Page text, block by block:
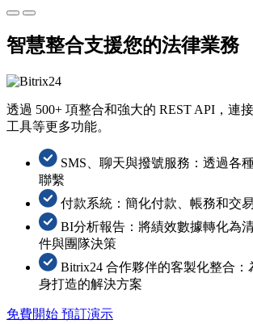
智慧整合支援您的法律業務
透過 500+ 項整合和強大的 REST API，連
工具等更多功能。
SMS、聊天與撥號服務：透過各
聯繫
付款系統：簡化付款、帳務和交
BI分析報告：將績效數據轉化為
件與團隊決策
Bitrix24 合作夥伴的客製化整合
身打造的解決方案
免費開始 預訂演示